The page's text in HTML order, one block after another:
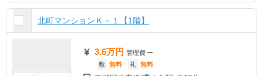
北町マンションＫ－１【1階】
3.6万円 管理費 ー
敷 無料 礼 無料